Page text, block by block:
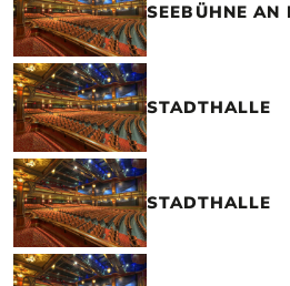
SEEBÜHNE AN
STADTHALLE
STADTHALLE